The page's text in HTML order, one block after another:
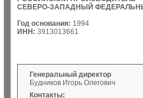
СЕВЕРО-ЗАПАДНЫЙ
Год основания: 1994
ИНН: 3913013661
Генеральный директор
Будников Игорь Олегович
Контакты: